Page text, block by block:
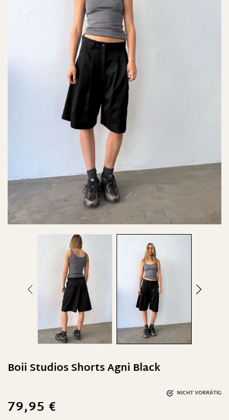
Boii Studios Shorts Agni Black
NICHT VORRÄTIG
79,95 €